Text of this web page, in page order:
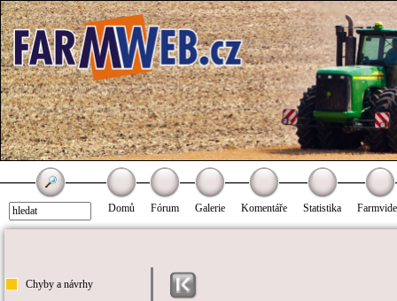
Domů Fórum Galerie Komentáře Statistika
Chyby a návrhy